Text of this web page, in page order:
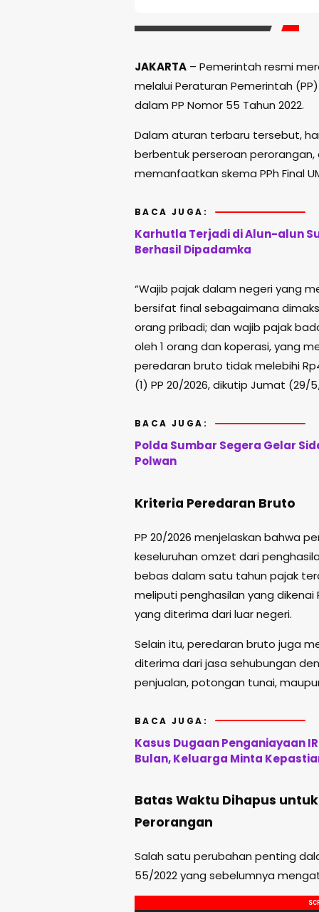
JAKARTA – Pemerintah resmi
melalui Peraturan Pemerintah
dalam PP Nomor 55 Tahun 2022.
Dalam aturan terbaru tersebut,
berbentuk perseroan
memanfaatkan skema PPh Final
BACA JUGA:
Karhutla Terjadi di Alun-alun
Berhasil Dipadamka
“Wajib pajak dalam negeri yang
bersifat final sebagaimana
orang pribadi; dan wajib pajak
oleh 1 orang dan koperasi, yang
peredaran bruto tidak melebihi
(1) PP 20/2026, dikutip Jumat (29/
BACA JUGA:
Polda Sumbar Segera Gelar
Polwan
Kriteria Peredaran Bruto
PP 20/2026 menjelaskan bahwa
keseluruhan omzet dari
bebas dalam satu tahun pajak
meliputi penghasilan yang
yang diterima dari luar negeri.
Selain itu, peredaran bruto juga
diterima dari jasa sehubungan
penjualan, potongan tunai,
BACA JUGA:
Kasus Dugaan Penganiayaan
Bulan, Keluarga Minta
Batas Waktu Dihapus
Perorangan
Salah satu perubahan penting
55/2022 yang sebelumnya